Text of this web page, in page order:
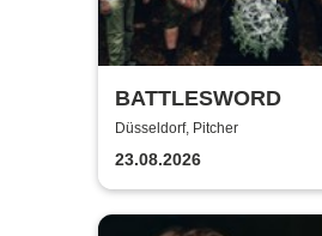
BATTLESWORD
Düsseldorf, Pitcher
23.08.2026